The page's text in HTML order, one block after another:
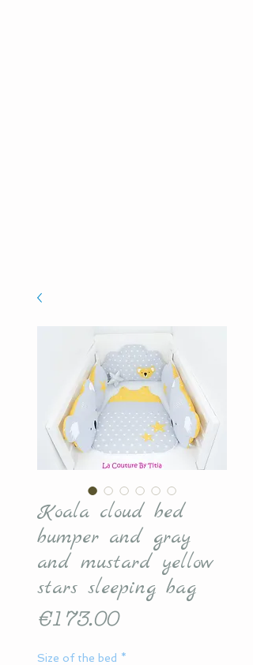
Koala cloud bed
bumper and gray
and mustard yellow
stars sleeping bag
€173.00Price
Size of the bed *